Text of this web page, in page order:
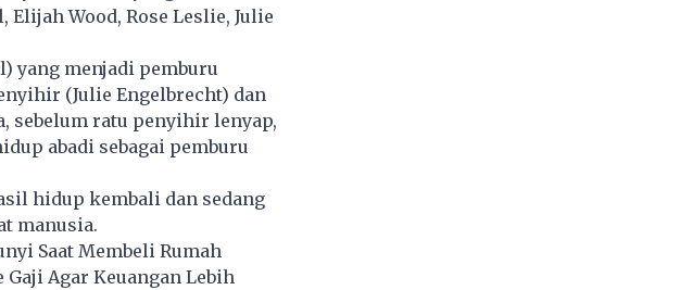
Wood, Rose Leslie, Julie
yang menjadi pemburu
(Julie Engelbrecht) dan
sebelum ratu penyihir lenyap,
abadi sebagai pemburu
hidup kembali dan sedang
manusia.
Saat Membeli Rumah
Agar Keuangan Lebih